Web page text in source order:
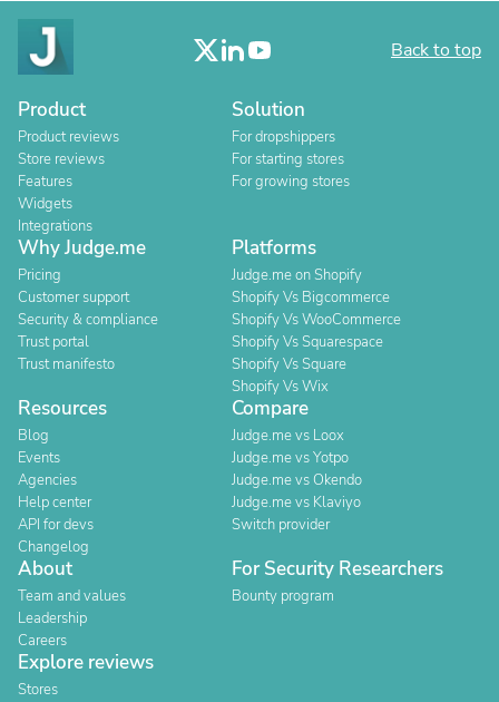
Back to top
Product
Product reviews
Store reviews
Features
Widgets
Integrations
Solution
For dropshippers
For starting stores
For growing stores
Why Judge.me
Pricing
Customer support
Security & compliance
Trust portal
Trust manifesto
Platforms
Judge.me on Shopify
Shopify Vs Bigcommerce
Shopify Vs WooCommerce
Shopify Vs Squarespace
Shopify Vs Square
Shopify Vs Wix
Resources
Blog
Events
Agencies
Help center
API for devs
Changelog
Compare
Judge.me vs Loox
Judge.me vs Yotpo
Judge.me vs Okendo
Judge.me vs Klaviyo
Switch provider
About
Team and values
Leadership
Careers
For Security Researchers
Bounty program
Explore reviews
Stores